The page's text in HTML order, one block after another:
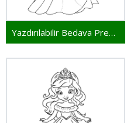
Yazdırılabilir Bedava Prenses